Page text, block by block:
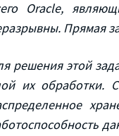
Oracle,
Прямая
решения этой
их обработки.